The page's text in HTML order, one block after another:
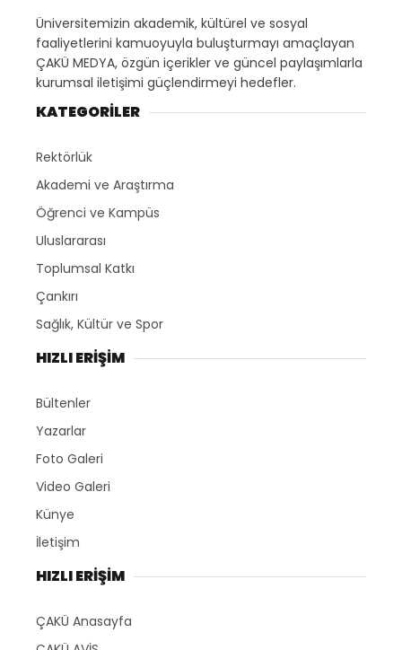
Üniversitemizin akademik, kültürel ve sosyal
faaliyetlerini kamuoyuyla buluşturmayı amaçlayan
ÇAKÜ MEDYA, özgün içerikler ve güncel paylaşımlarla
kurumsal iletişimi güçlendirmeyi hedefler.
KATEGORİLER
Rektörlük
Akademi ve Araştırma
Öğrenci ve Kampüs
Uluslararası
Toplumsal Katkı
Çankırı
Sağlık, Kültür ve Spor
HIZLI ERİŞİM
Bültenler
Yazarlar
Foto Galeri
Video Galeri
Künye
İletişim
HIZLI ERİŞİM
ÇAKÜ Anasayfa